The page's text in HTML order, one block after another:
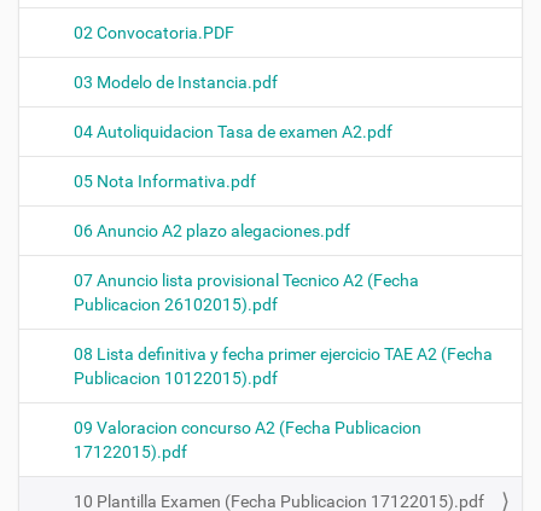
02 Convocatoria.PDF
03 Modelo de Instancia.pdf
04 Autoliquidacion Tasa de examen A2.pdf
05 Nota Informativa.pdf
06 Anuncio A2 plazo alegaciones.pdf
07 Anuncio lista provisional Tecnico A2 (Fecha
Publicacion 26102015).pdf
08 Lista definitiva y fecha primer ejercicio TAE A2 (Fecha
Publicacion 10122015).pdf
09 Valoracion concurso A2 (Fecha Publicacion
17122015).pdf
10 Plantilla Examen (Fecha Publicacion 17122015).pdf